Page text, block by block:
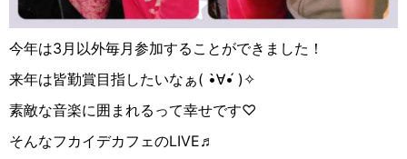
今年は3月以外毎月参加することができました！
来年は皆勤賞目指したいなぁ( •̀∀︎•́ )✧︎
素敵な音楽に囲まれるって幸せです♡
そんなフカイデカフェのLIVE♬